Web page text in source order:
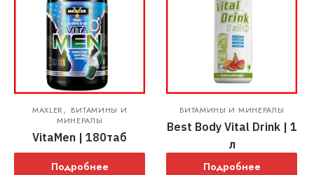
MAXLER, ВИТАМИНЫ И
МИНЕРАЛЫ
VitaMen | 180таб
Подробнее
ВИТАМИНЫ И МИНЕРАЛЫ
Best Body Vital Drink | 1
л
Подробнее